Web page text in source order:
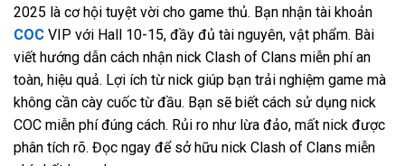
2025 là cơ hội tuyệt vời cho game thủ. Bạn nhận tài khoản
COC VIP với Hall 10-15, đầy đủ tài nguyên, vật phẩm. Bài
viết hướng dẫn cách nhận nick Clash of Clans miễn phí an
toàn, hiệu quả. Lợi ích từ nick giúp bạn trải nghiệm game mà
không cần cày cuốc từ đầu. Bạn sẽ biết cách sử dụng nick
COC miễn phí đúng cách. Rủi ro như lừa đảo, mất nick được
phân tích rõ. Đọc ngay để sở hữu nick Clash of Clans miễn